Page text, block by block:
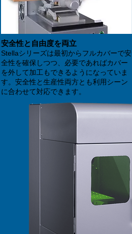
安全性と自由度を両立
Stellaシリーズは最初からフルカバーで安
全性を確保しつつ、必要であればカバー
を外して加工もできるようになっていま
す。安全性と生産性両方とも利用シーン
に合わせて対応でき ます。